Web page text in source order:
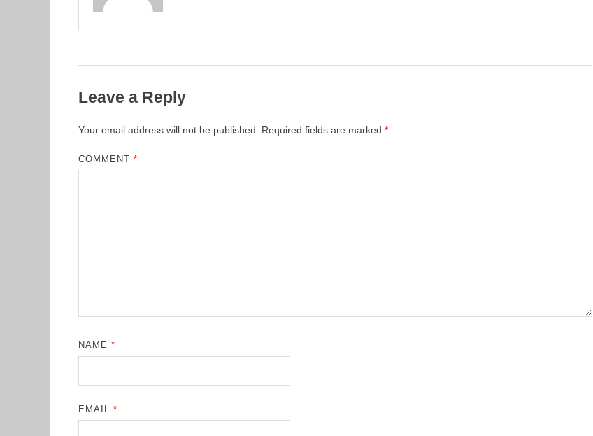
Leave a Reply
Your email address will not be published. Required fields are marked *
COMMENT*
NAME*
EMAIL*